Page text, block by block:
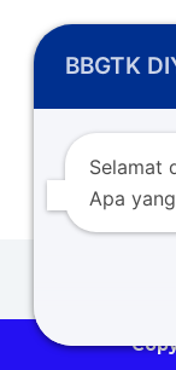
BBGTK
Selamat
Apa